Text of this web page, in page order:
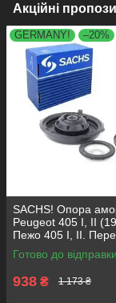
Акційні
GERMANY! –20%
SACHS! Опора
Peugeot 405 I, II
Пежо 405 I, II.
SM1553 , 803023 ,
VKDA35336
Готово до відправки
938 ₴ 1 173 ₴